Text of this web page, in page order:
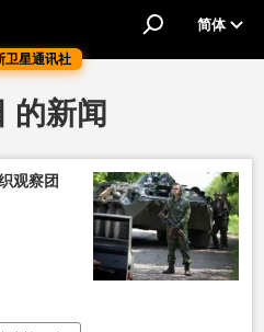
卫星通讯社
简体
的新闻
观察团